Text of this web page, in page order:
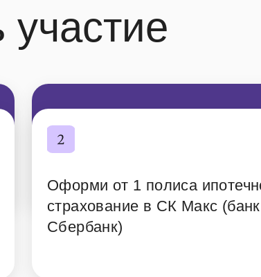
участие
Оформи от 1 полиса
страхование в СК Макс (банк
Сбербанк)